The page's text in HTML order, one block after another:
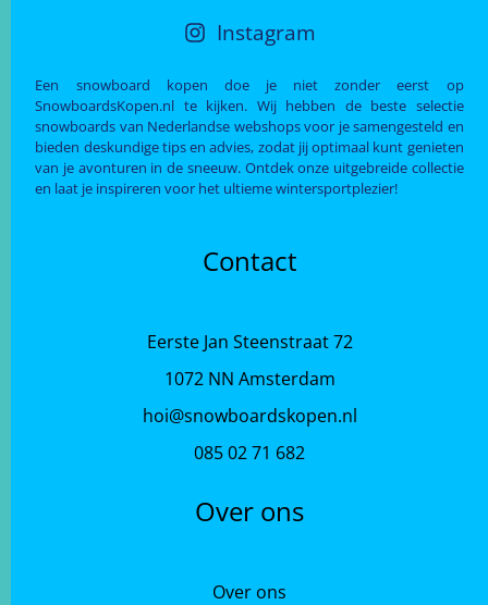
Instagram
Een snowboard kopen doe je niet zonder eerst op
SnowboardsKopen.nl te kijken. Wij hebben de beste selectie
snowboards van Nederlandse webshops voor je samengesteld en
bieden deskundige tips en advies, zodat jij optimaal kunt genieten
van je avonturen in de sneeuw. Ontdek onze uitgebreide collectie
en laat je inspireren voor het ultieme wintersportplezier!
Contact
Eerste Jan Steenstraat 72
1072 NN Amsterdam
hoi@snowboardskopen.nl
085 02 71 682
Over ons
Over ons